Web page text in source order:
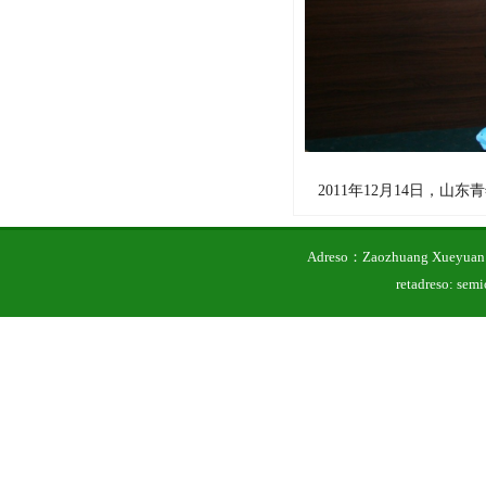
2011年12月14日，山东
Adreso：Zaozhuang
retadreso: